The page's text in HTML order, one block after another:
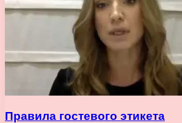
Правила гостевого этикета